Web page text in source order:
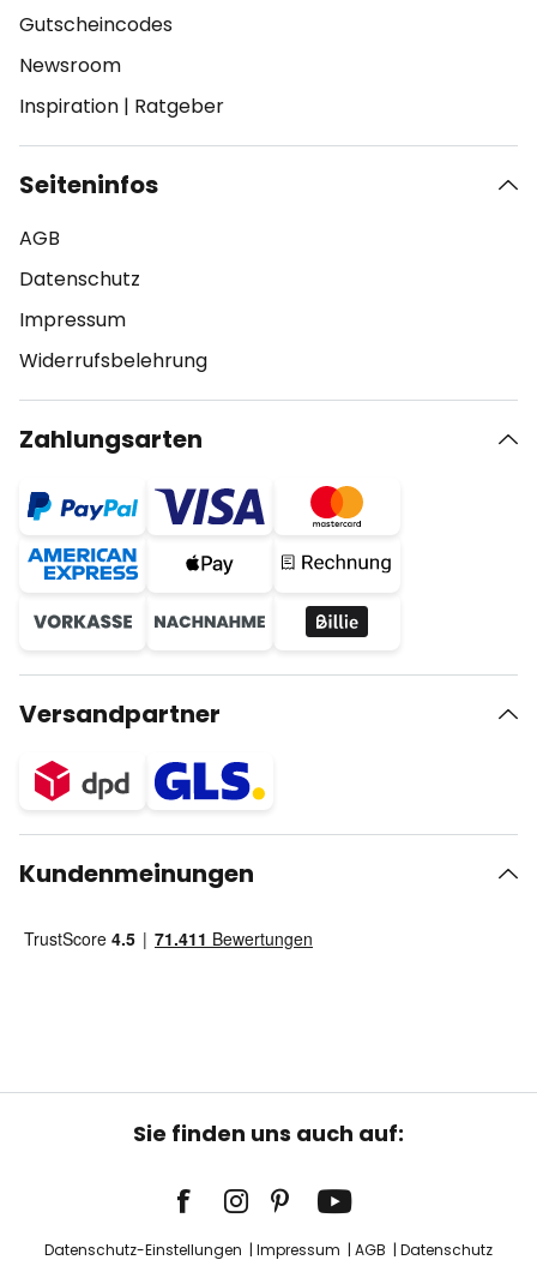
Gutscheincodes
Newsroom
Inspiration | Ratgeber
Seiteninfos
AGB
Datenschutz
Impressum
Widerrufsbelehrung
Zahlungsarten
Versandpartner
Kundenmeinungen
Sie finden uns auch auf:
Datenschutz-Einstellungen Impressum AGB Datenschutz